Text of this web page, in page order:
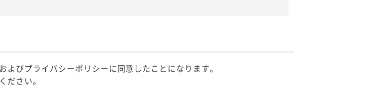
びプライバシーポリシーに同意したことになります。
ださい。